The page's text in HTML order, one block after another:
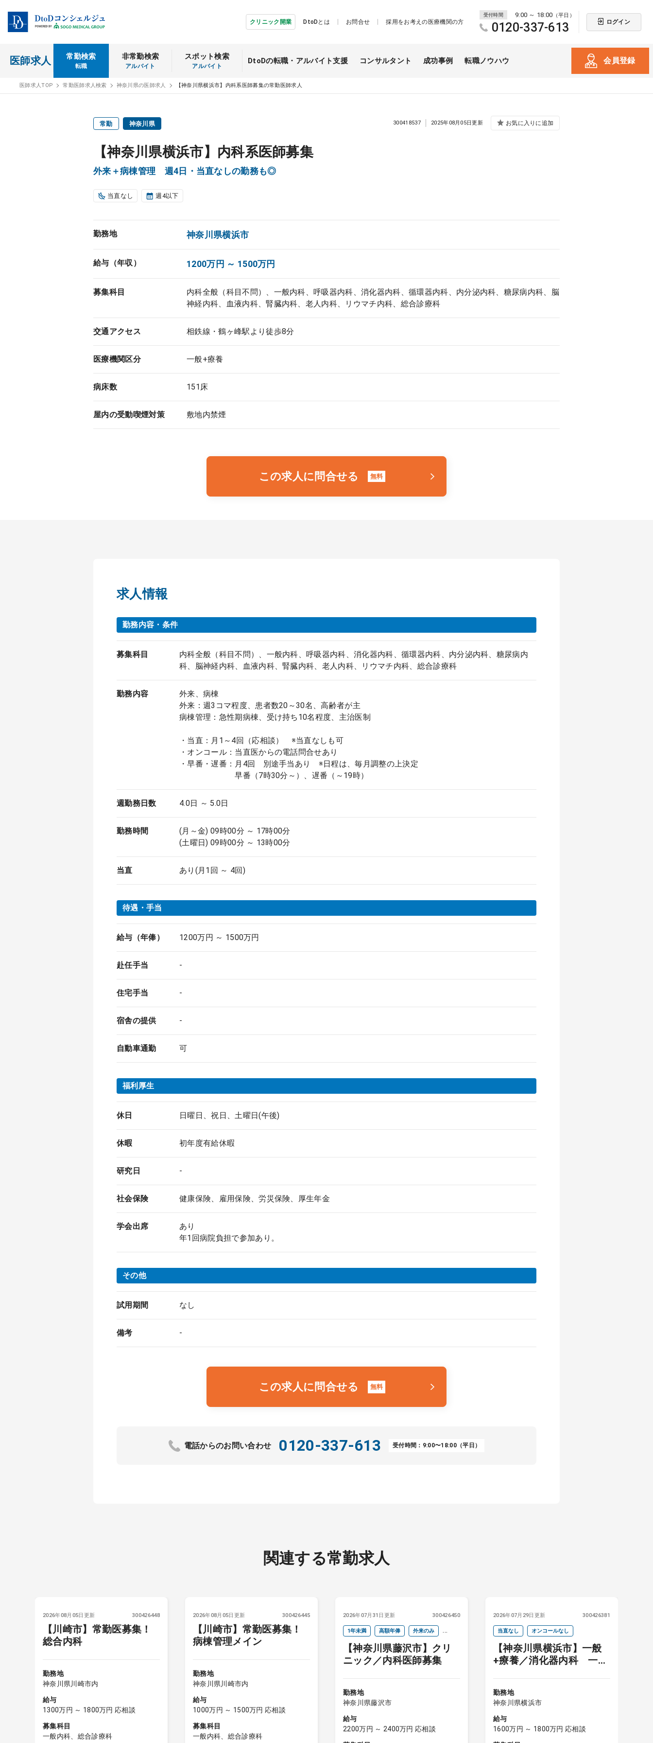
クリニック開業 DtoDとは お問合せ 採用をお考えの医療機関の方
受付時間 9:00 ～ 18:00 （平日）
0120-337-613 ログイン
医師求人 常勤検索
転職
非常勤検索
アルバイト
スポット検索
アルバイト
DtoDの転職・ アルバイト支援 コンサルタント 成功事例 転職ノウハウ 会員登録
医師求人TOP 常勤医師求人検索 神奈川県の医師求人 【神奈川県横浜市】内科系医師募集の常勤医師求人
常勤 神奈川県
【神奈川県横浜市】内科系医師募集
外来＋病棟管理 週4日・当直なしの勤務も◎
300418537 2025年08月05日更新 お気に入りに追加
当直なし 週4以下
勤務地 神奈川県横浜市
給与（年収） 1200万円 ～ 1500万円
募集科目
内科全般（科目不問）、一般内科、呼吸器内科、消化器内科、循環器内科、内分泌内科、糖尿病内科、脳
神経内科、血液内科、腎臓内科、老人内科、リウマチ内科、総合診療科
交通アクセス 相鉄線・鶴ヶ峰駅より徒歩8分
医療機関区分 一般+療養
病床数 151床
屋内の受動喫煙対策 敷地内禁煙
この求人に問合せる 無料
求人情報
勤務内容・条件
募集科目
内科全般（科目不問）、一般内科、呼吸器内科、消化器内科、循環器内科、内分泌内科、糖尿病内
科、脳神経内科、血液内科、腎臓内科、老人内科、リウマチ内科、総合診療科
勤務内容
外来、病棟
外来：週3コマ程度、患者数20～30名、高齢者が主
病棟管理：急性期病棟、受け持ち10名程度、主治医制
・当直：月1～4回（応相談） ※当直なしも可
・オンコール：当直医からの電話問合せあり
・早番・遅番：月4回 別途手当あり ※日程は、毎月調整の上決定
早番（7時30分～）、遅番（～19時）
週勤務日数 4.0日 ～ 5.0日
勤務時間
(月～金) 09時00分 ～ 17時00分
(土曜日) 09時00分 ～ 13時00分
当直 あり(月1回 ～ 4回)
待遇・手当
給与（年俸） 1200万円 ～ 1500万円
赴任手当 -
住宅手当 -
宿舎の提供 -
自動車通勤 可
福利厚生
休日 日曜日、祝日、土曜日(午後)
休暇 初年度有給休暇
研究日 -
社会保険 健康保険、雇用保険、労災保険、厚生年金
学会出席
あり
年1回病院負担で参加あり。
その他
試用期間 なし
備考 -
この求人に問合せる 無料
電話からのお問い合わせ 0120-337-613 受付時間：9:00〜18:00（平日）
関連する常勤求人
2026年08月05日更新 300426448
【川崎市】常勤医募集！
総合内科
勤務地
神奈川県川崎市内
給与
1300万円 ～ 1800万円 応相談
募集科目
一般内科、総合診療科
2026年08月05日更新 300426445
【川崎市】常勤医募集！
病棟管理メイン
勤務地
神奈川県川崎市内
給与
1000万円 ～ 1500万円 応相談
募集科目
一般内科、総合診療科
2026年07月31日更新 300426450
1年未満 高額年俸 外来のみ
インセンティブ 当直なし
院長クラス 週4以下
【神奈川県藤沢市】クリ
ニック／内科医師募集
勤務地
神奈川県藤沢市
給与
2200万円 ～ 2400万円 応相談
2026年07月29日更新 300426381
当直なし オンコールなし
【神奈川県横浜市】一般
+療養／消化器内科 一般
勤務地
神奈川県横浜市
給与
1600万円 ～ 1800万円 応相談